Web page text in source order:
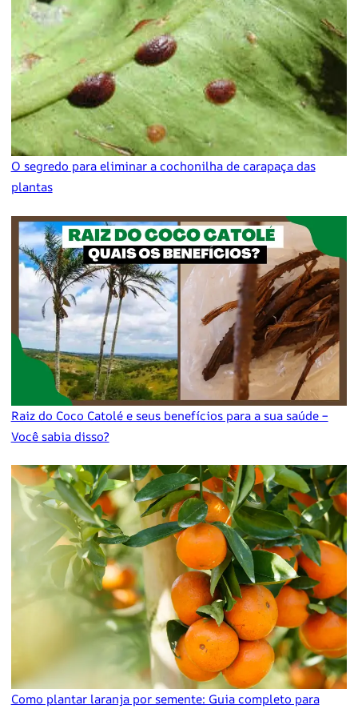
O segredo para eliminar a cochonilha de carapaça das
plantas
Raiz do Coco Catolé e seus benefícios para a sua saúde –
Você sabia disso?
Como plantar laranja por semente: Guia completo para